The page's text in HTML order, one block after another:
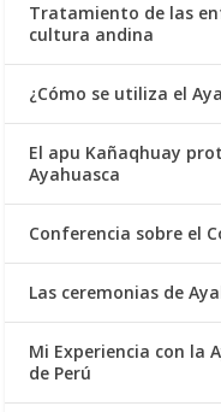
Tratamiento de las
cultura andina
¿Cómo se utiliza el
El apu Kañaqhuay
Ayahuasca
Conferencia sobre el
Las ceremonias de
Mi Experiencia con la
de Perú